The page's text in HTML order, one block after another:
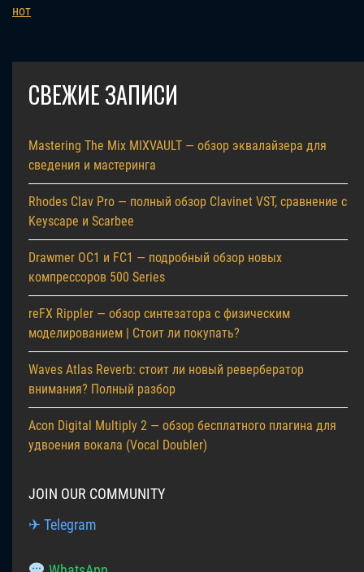
нот
СВЕЖИЕ ЗАПИСИ
Mastering The Mix MIXVAULT — обзор эквалайзера для
сведения и мастеринга
Rhodes Clav Pro — полный обзор Clavinet VST, сравнение с
Keyscape и Scarbee
Drawmer OC1 и FC1 — подробный обзор новых
компрессоров 500 Series
reFX Rippler — обзор синтезатора с физическим
моделированием | Стоит ли покупать?
Waves Atlas Reverb: стоит ли новый ревербератор
внимания? Полный разбор
Acon Digital Multiply 2 — обзор бесплатного плагина для
удвоения вокала (Vocal Doubler)
JOIN OUR COMMUNITY
✈ Telegram